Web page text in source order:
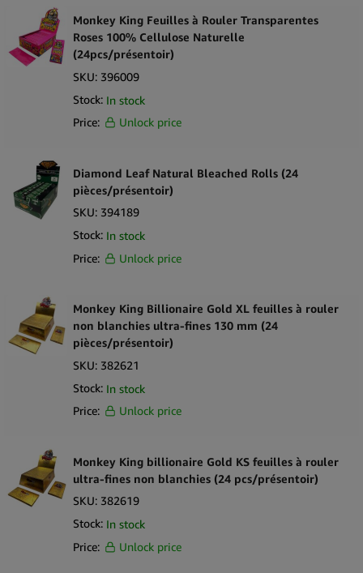
Monkey King Feuilles à Rouler Transparentes
Roses 100% Cellulose Naturelle
(24pcs/présentoir)
SKU: 396009
Stock: In stock
Price:
Unlock price
Diamond Leaf Natural Bleached Rolls (24
pièces/présentoir)
SKU: 394189
Stock: In stock
Price:
Unlock price
Monkey King Billionaire Gold XL feuilles à rouler
non blanchies ultra-fines 130 mm (24
pièces/présentoir)
SKU: 382621
Stock: In stock
Price:
Unlock price
Monkey King billionaire Gold KS feuilles à rouler
ultra-fines non blanchies (24 pcs/présentoir)
SKU: 382619
Stock: In stock
Price:
Unlock price